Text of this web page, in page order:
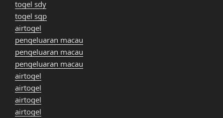
togel sdy
togel sgp
airtogel
pengeluaran macau
pengeluaran macau
pengeluaran macau
airtogel
airtogel
airtogel
airtogel